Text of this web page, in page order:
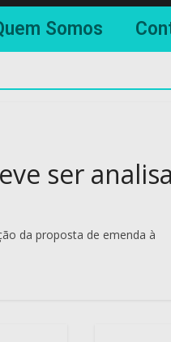
Somos
ser
da proposta de emenda à